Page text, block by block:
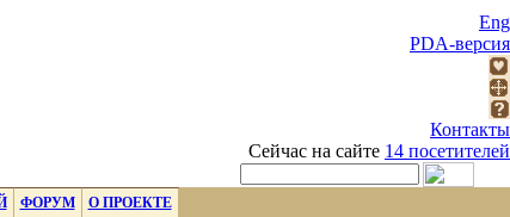
Eng
PDA-версия
Контакты
Сейчас на сайте 14 посетителей
ФОРУМ О ПРОЕКТЕ